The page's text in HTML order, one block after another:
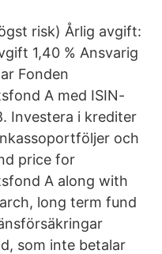
risk) Årlig avgift:
1,40 % Ansvarig
Fonden
A med ISIN-
Investera i krediter
och
price for
A along with
long term fund
som inte betalar